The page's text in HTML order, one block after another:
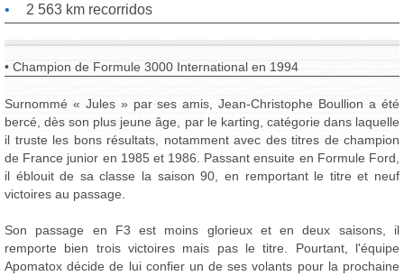
2 563 km recorridos
• Champion de Formule 3000 International en 1994
Surnommé « Jules » par ses amis, Jean-Christophe Boullion a été
bercé, dès son plus jeune âge, par le karting, catégorie dans laquelle
il truste les bons résultats, notamment avec des titres de champion
de France junior en 1985 et 1986. Passant ensuite en Formule Ford,
il éblouit de sa classe la saison 90, en remportant le titre et neuf
victoires au passage.
Son passage en F3 est moins glorieux et en deux saisons, il
remporte bien trois victoires mais pas le titre. Pourtant, l'équipe
Apomatox décide de lui confier un de ses volants pour la prochaine